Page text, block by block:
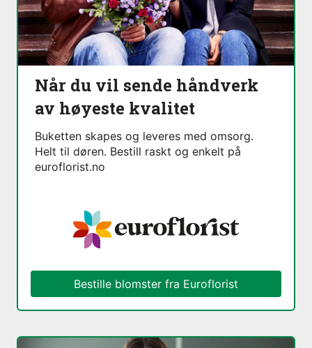
Når du vil sende håndverk
av høyeste kvalitet
Buketten skapes og leveres med omsorg.
Helt til døren. Bestill raskt og enkelt på
euroflorist.no
Bestille blomster fra Euroflorist